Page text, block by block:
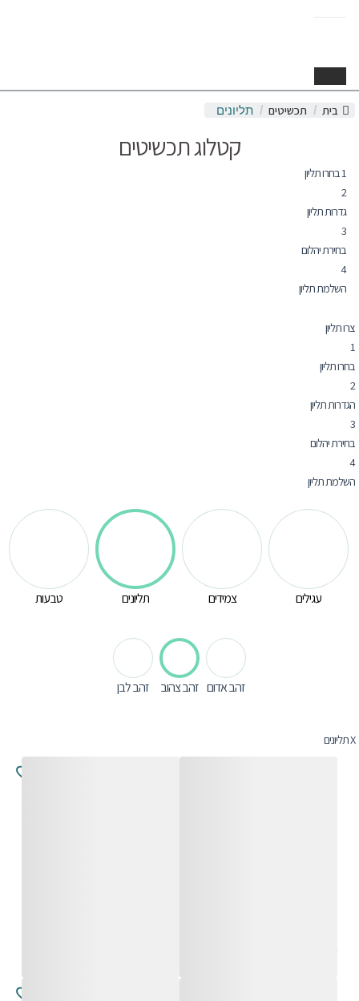
בית / תכשיטים / תליונים
קטלוג תכשיטים
1בחרו תליון
2
גדרות תליון
3
בחירת יהלום
4
השלמת תליון
צרו תליון
1
בחרו תליון
2
הגדרות תליון
3
בחירת יהלום
4
השלמת תליון
זהב לבן זהב צהוב זהב אדום
עגילים צמידים תליונים טבעות
Xתליונים